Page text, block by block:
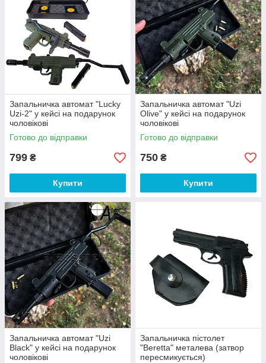
Запальничка автомат "Lucky
Uzi-2" у кейсі на подарунок
чоловікові
Готово до відправки
799 ₴
Купити
Запальничка автомат "Uzi
Olive" у кейсі на подарунок
чоловікові
Готово до відправки
750 ₴
Купити
Запальничка автомат "Uzi
Black" у кейсі на подарунок
чоловікові
Запальничка пістолет
"Beretta" металева (затвор
пересмикується)